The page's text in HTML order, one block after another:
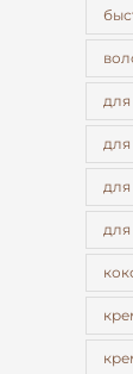
для
для